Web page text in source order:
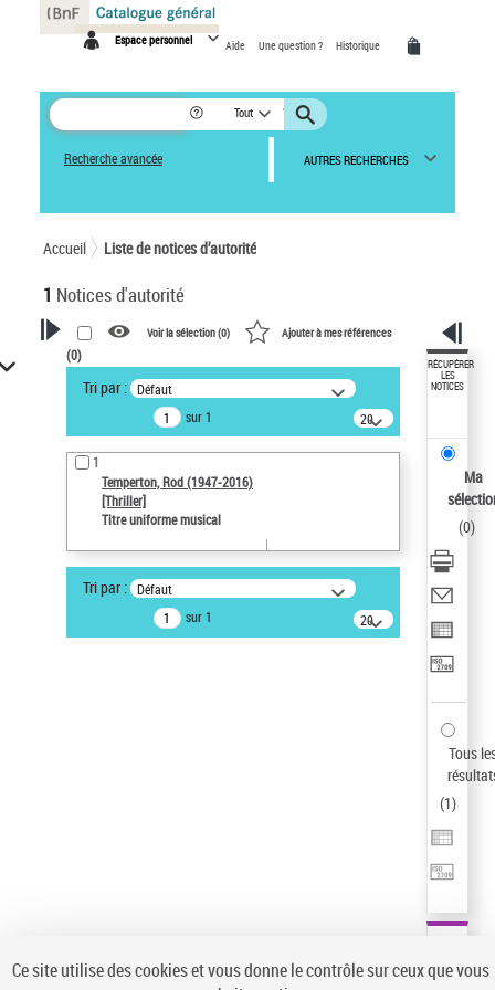
Espace personnel Aide Une question ? Historique
Tout
Recherche avancée AUTRES RECHERCHES
Accueil Liste de notices d’autorité
1 Notices d'autorité
VOTRE RECHERCHE
Recherche avancée dans les
notices d’autorité
Œuvres liées à l'auteur :
Temperton, Rod (1947-2016)
Auteur d’œuvre
Temperton, Rod (1947-2016)
Type de notice d'autorité
Voir la sélection (0) Ajouter à mes références
(0)
Tri par : Défaut
sur 1
20
résultats/page
1
Temperton, Rod (1947-2016)
[Thriller]
Titre uniforme musical
Tri par : Défaut
sur 1
20
résultats/page
RÉCUPÉRER
LES
NOTICES
Ma
(0)
Tous
(1)
Panneau de gestion des cookies
Ce site utilise des cookies et vous donne le contrôle sur ceux que vous